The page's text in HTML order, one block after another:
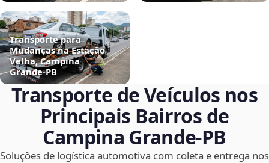
Transporte para
Mudanças na Estação
Velha, Campina
Grande‑PB
Transporte de Veículos nos
Principais Bairros de
Campina Grande‑PB
Soluções de logística automotiva com coleta e entrega nos